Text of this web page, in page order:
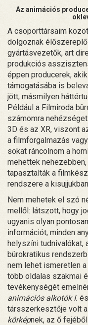
Az animációs
A csoporttársaim
dolgoznak
gyártásvezetők, art
produkciós
éppen producerek,
támogatásába is
jött, másmilyen
Például a Filmiroda
számomra
3D és az XR, viszont
a filmforgalmazás
sokat ráncolnom a
mehettek
tapasztalták a
rendszere a
Nem mehetek el szó
mellől: látszott, hogy
ugyanis olyan
információt, minden
helyszíni tudnivalókat,
bürokratikus
nem lehet ismeretlen
több oldalas szakmai
tevékenységét
animációs alkotók I. és
társszerkesztője volt
körképnek, az ő